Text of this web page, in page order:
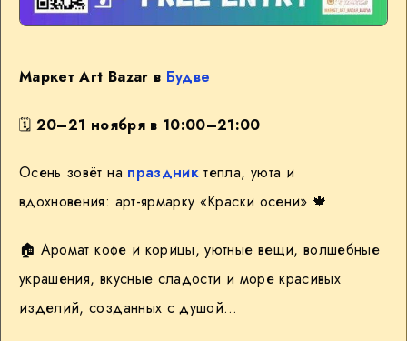
Маркет Art Bazar в Будве
🗓 20–21 ноября в 10:00–21:00
Осень зовёт на праздник тепла, уюта и
вдохновения: арт-ярмарку «Краски осени» 🍁
🏠 Аромат кофе и корицы, уютные вещи, волшебные
украшения, вкусные сладости и море красивых
изделий, созданных с душой…